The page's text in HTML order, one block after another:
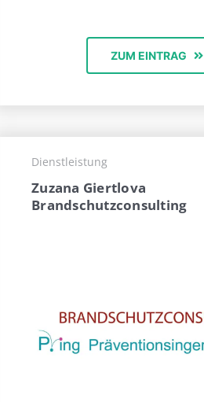
ZUM EINTRAG
Dienstleistung
Zuzana Giertlova
Brandschutzconsulting